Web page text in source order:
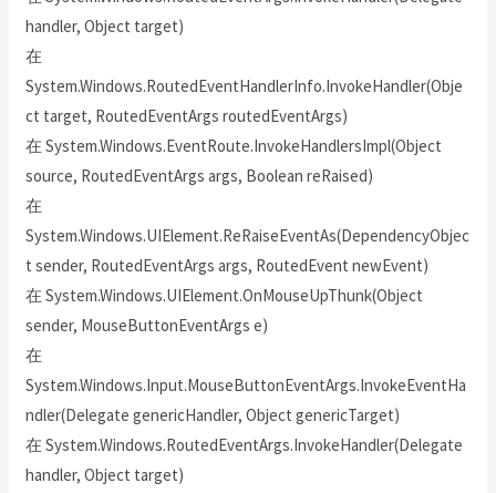
handler, Object target)
在
System.Windows.RoutedEventHandlerInfo.InvokeHandler(Obje
ct target, RoutedEventArgs routedEventArgs)
在 System.Windows.EventRoute.InvokeHandlersImpl(Object
source, RoutedEventArgs args, Boolean reRaised)
在
System.Windows.UIElement.ReRaiseEventAs(DependencyObjec
t sender, RoutedEventArgs args, RoutedEvent newEvent)
在 System.Windows.UIElement.OnMouseUpThunk(Object
sender, MouseButtonEventArgs e)
在
System.Windows.Input.MouseButtonEventArgs.InvokeEventHa
ndler(Delegate genericHandler, Object genericTarget)
在 System.Windows.RoutedEventArgs.InvokeHandler(Delegate
handler, Object target)